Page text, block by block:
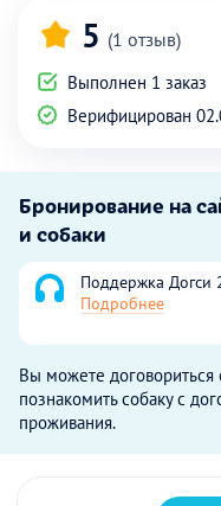
5 (1 отзыв)
Выполнен 1 заказ
Верифицирован
Бронирование на
и собаки
Поддержка Догси
Подробнее
Вы можете договориться
познакомить собаку с
проживания.